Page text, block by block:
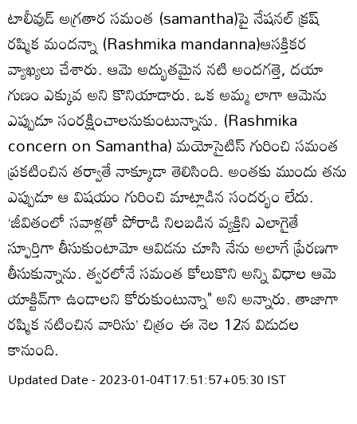
టాలీవుడ్‌ అగ్రతార సమంత (samantha)పై నేషనల్‌ క్రష్‌
రష్మిక మందన్నా (Rashmika mandanna)ఆసక్తికర
వ్యాఖ్యలు చేశారు. ఆమె అద్భుతమైన నటి అందగత్తె, దయా
గుణం ఎక్కువ అని కొనియాడారు. ఒక అమ్మ లాగా ఆమెను
ఎప్పుడూ సంరక్షించాలనుకుంటున్నాను. (Rashmika
concern on Samantha) మయోసైటిస్‌ గురించి సమంత
ప్రకటించిన తర్వాతే నాక్కూడా తెలిసింది. అంతకు ముందు తను
ఎప్పుడూ ఆ విషయం గురించి మాట్లాడిన సందర్భం లేదు.
‘జీవితంలో సవాళ్లతో పోరాడి నిలబడిన వ్యక్తిని ఎలాగైతే
స్ఫూర్తిగా తీసుకుంటామో ఆవిడను చూసి నేను అలాగే ప్రేరణగా
తీసుకున్నాను. త్వరలోనే సమంత కోలుకొని అన్ని విధాల ఆమె
యాక్టివ్‌గా ఉండాలని కోరుకుంటున్నా" అని అన్నారు. తాజాగా
రష్మిక నటించిన వారిసు’ చిత్రం ఈ నెల 12న విడుదల
కానుంది.
Updated Date - 2023-01-04T17:51:57+05:30 IST